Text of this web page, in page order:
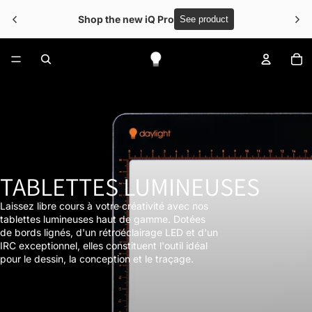
Shop the new iQ Pro See product
TABLETTES LUMINEUSES
Laissez libre cours à votre créativité avec nos
tablettes lumineuses haut de gamme. Dotées
de bords lignés, d'un rétroéclairage LED et d'un
IRC exceptionnel, elles constituent l'outil idéal
pour le dessin, la conception et le traçage.